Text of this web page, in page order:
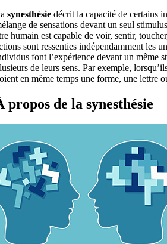
synesthésiedécrit la capacité de certains
de sensations devant un seul
humain est capable de voir, sentir,
sont ressenties indépendamment les
font l’expérience devant un même
de leurs sens. Par exemple,
en même temps une forme, une lettre
propos de la synesthésie